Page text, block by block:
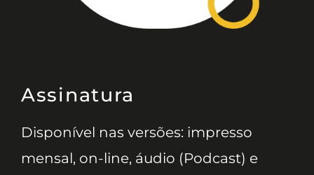
Assinatura
Disponível nas versões: impresso
mensal, on-line, áudio (Podcast) e